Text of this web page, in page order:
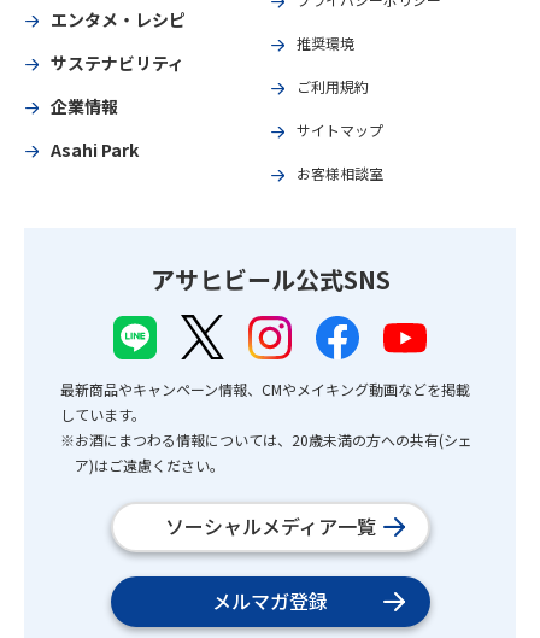
エンタメ・レシピ
サステナビリティ
企業情報
Asahi Park
推奨環境
ご利用規約
サイトマップ
お客様相談室
アサヒビール公式SNS
最新商品やキャンペーン情報、CMやメイキング動画などを掲載
しています。
※お酒にまつわる情報については、20歳未満の方への共有(シェ
ア)はご遠慮ください。
ソーシャルメディア一覧
メルマガ登録